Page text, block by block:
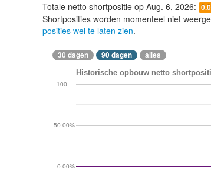
Totale netto shortpositie op Aug. 6, 2026:
Shortposities worden momenteel niet
posities wel te laten zien.
30 dagen 90 dagen alles
Historische opbouw netto
0.00%
50.00%
100.…